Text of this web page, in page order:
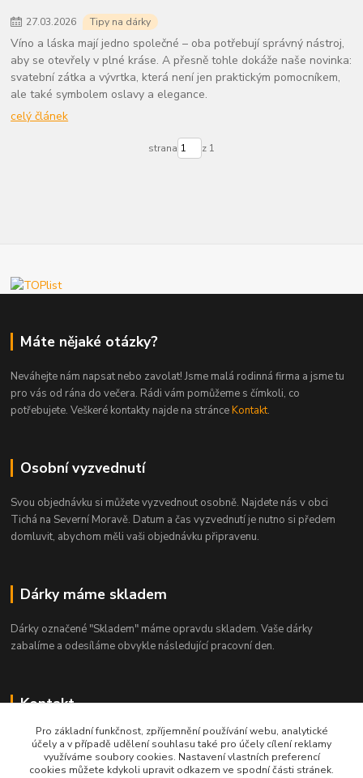
27.03.2026 Tipy na dárky
Víno a láska mají jedno společné – oba potřebují správný nástroj,
aby se otevřely v plné kráse. A přesně tohle dokáže naše novinka:
svatební zátka a vývrtka, která není jen praktickým pomocníkem,
ale také symbolem oslavy a elegance.
celý článek
strana z 1
Máte nějaké otázky?
Neváhejte nám napsat nebo zavolat! Jsme malá rodinná firma a jsme tu
pro vás od rána do večera. Rádi vám pomůžeme s čímkoli, co
potřebujete. Veškeré kontakty najde na stránceKontakt.
Osobní vyzvednutí
Svou objednávku si můžete vyzvednout osobně. Najdete nás v obci
Tichá na Severní Moravě. Datum a čas vyzvednutí je nutno si předem
domluvit, abychom měli vaši objednávku připravenu.
Dárky máme skladem
Dárky označené "Skladem" máme opravdu skladem. Vaše dárky
zabalíme a odesíláme obvykle následující pracovní den.
Kontakt
+420 722 336 332
podpora@zajimavedarky.cz
Pro základní funkčnost, zpříjemnění používání webu, analytické
účely a v případě udělení souhlasu také pro účely cílení reklamy
využíváme soubory cookies. Nastavení vlastních preferencí
cookies můžete kdykoli upravit odkazem ve spodní části stránek.